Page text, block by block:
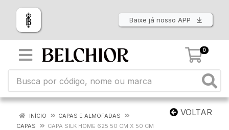
Baixe já nosso APP
0
VOLTAR
INÍCIO
CAPAS E ALMOFADAS
CAPAS
CAPA SILK HOME 625 50 CM X 50 CM